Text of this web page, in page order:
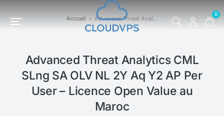
0
Vous êtes ici : Accueil Advanced Threat Anal…
Advanced Threat Analytics CML
SLng SA OLV NL 2Y Aq Y2 AP Per
User – Licence Open Value au
Maroc